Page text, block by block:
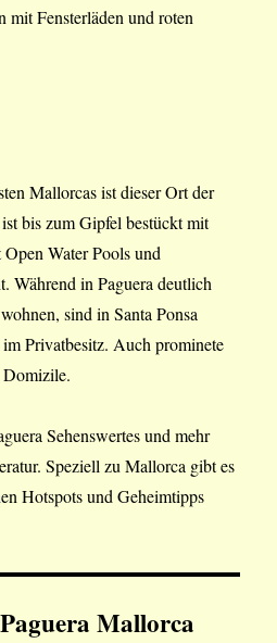
mit Fensterläden und roten
Mallorcas ist dieser Ort der
bis zum Gipfel bestückt mit
Water Pools und
Während in Paguera deutlich
sind in Santa Ponsa
Privatbesitz. Auch prominete
Domizile.
Sehenswertes und mehr
Speziell zu Mallorca gibt es
Hotspots und Geheimtipps
Mallorca